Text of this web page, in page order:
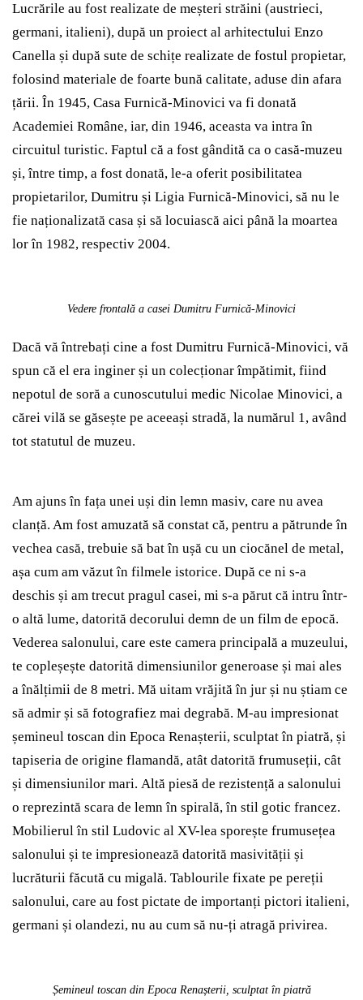
Lucrările au fost realizate de meșteri străini (austrieci,
germani, italieni), după un proiect al arhitectului Enzo
Canella și după sute de schițe realizate de fostul propietar,
folosind materiale de foarte bună calitate, aduse din afara
țării. În 1945, Casa Furnică-Minovici va fi donată
Academiei Române, iar, din 1946, aceasta va intra în
circuitul turistic. Faptul că a fost gândită ca o casă-muzeu
și, între timp, a fost donată, le-a oferit posibilitatea
propietarilor, Dumitru și Ligia Furnică-Minovici, să nu le
fie naționalizată casa și să locuiască aici până la moartea
lor în 1982, respectiv 2004.
Vedere frontală a casei Dumitru Furnică-Minovici
Dacă vă întrebați cine a fost Dumitru Furnică-Minovici, vă
spun că el era inginer și un colecționar împătimit, fiind
nepotul de soră a cunoscutului medic Nicolae Minovici, a
cărei vilă se găsește pe aceeași stradă, la numărul 1, având
tot statutul de muzeu.
Am ajuns în fața unei uși din lemn masiv, care nu avea
clanță. Am fost amuzată să constat că, pentru a pătrunde în
vechea casă, trebuie să bat în ușă cu un ciocănel de metal,
așa cum am văzut în filmele istorice. După ce ni s-a
deschis și am trecut pragul casei, mi s-a părut că intru într-
o altă lume, datorită decorului demn de un film de epocă.
Vederea salonului, care este camera principală a muzeului,
te copleșește datorită dimensiunilor generoase și mai ales
a înălțimii de 8 metri. Mă uitam vrăjită în jur și nu știam ce
să admir și să fotografiez mai degrabă. M-au impresionat
șemineul toscan din Epoca Renașterii, sculptat în piatră, și
tapiseria de origine flamandă, atât datorită frumuseții, cât
și dimensiunilor mari. Altă piesă de rezistență a salonului
o reprezintă scara de lemn în spirală, în stil gotic francez.
Mobilierul în stil Ludovic al XV-lea sporește frumusețea
salonului și te impresionează datorită masivității și
lucrăturii făcută cu migală. Tablourile fixate pe pereții
salonului, care au fost pictate de importanți pictori italieni,
germani și olandezi, nu au cum să nu-ți atragă privirea.
Șemineul toscan din Epoca Renașterii, sculptat în piatră